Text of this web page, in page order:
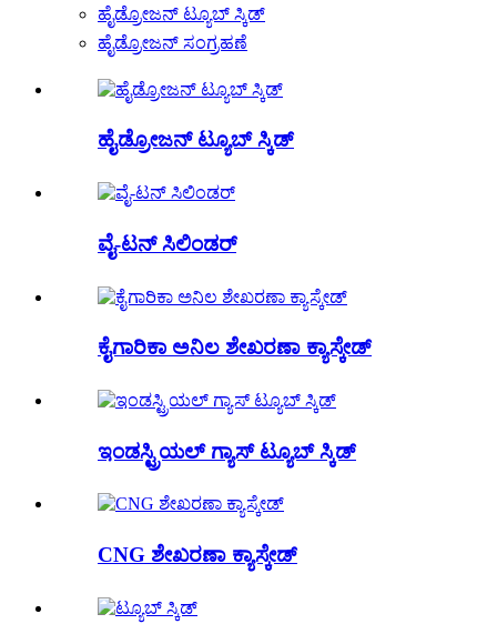
ಹೈಡ್ರೋಜನ್ ಟ್ಯೂಬ್ ಸ್ಕಿಡ್
ಹೈಡ್ರೋಜನ್ ಸಂಗ್ರಹಣೆ
ಹೈಡ್ರೋಜನ್ ಟ್ಯೂಬ್ ಸ್ಕಿಡ್
ವೈ-ಟನ್ ಸಿಲಿಂಡರ್
ಕೈಗಾರಿಕಾ ಅನಿಲ ಶೇಖರಣಾ ಕ್ಯಾಸ್ಕೇಡ್
ಇಂಡಸ್ಟ್ರಿಯಲ್ ಗ್ಯಾಸ್ ಟ್ಯೂಬ್ ಸ್ಕಿಡ್
CNG ಶೇಖರಣಾ ಕ್ಯಾಸ್ಕೇಡ್